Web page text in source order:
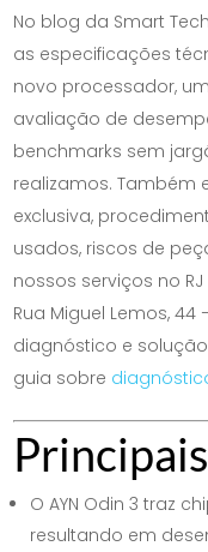
No blog da Smart
as especificações
novo processador,
avaliação de
benchmarks sem
realizamos. Também
exclusiva,
usados, riscos de
nossos serviços no
Rua Miguel Lemos,
diagnóstico e
guia sobre
O AYN Odin 3 traz
resultando em